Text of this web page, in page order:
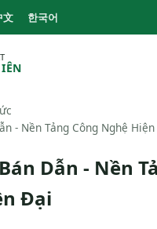
文 한국어
- Nền Tảng Công Nghệ
Dẫn - Nền
Đại